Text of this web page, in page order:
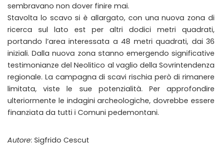
sembravano non dover finire mai.
Stavolta lo scavo si è allargato, con una nuova zona di
ricerca sul lato est per altri dodici metri quadrati,
portando l’area interessata a 48 metri quadrati, dai 36
iniziali. Dalla nuova zona stanno emergendo significative
testimonianze del Neolitico al vaglio della Sovrintendenza
regionale. La campagna di scavi rischia però di rimanere
limitata, viste le sue potenzialità. Per approfondire
ulteriormente le indagini archeologiche, dovrebbe essere
finanziata da tutti i Comuni pedemontani.
Autore: Sigfrido Cescut